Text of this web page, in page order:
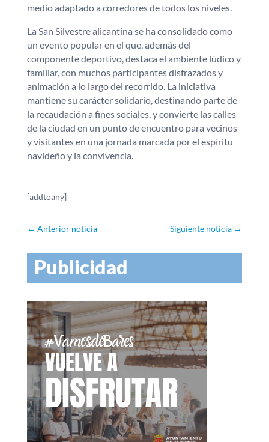
medio adaptado a corredores de todos los niveles.
La San Silvestre alicantina se ha consolidado como
un evento popular en el que, además del
componente deportivo, destaca el ambiente lúdico y
familiar, con muchos participantes disfrazados y
animación a lo largo del recorrido. La iniciativa
mantiene su carácter solidario, destinando parte de
la recaudación a fines sociales, y convierte las calles
de la ciudad en un punto de encuentro para vecinos
y visitantes en una jornada marcada por el espíritu
navideño y la convivencia.
[addtoany]
← Anterior noticia Siguiente noticia →
Publicidad